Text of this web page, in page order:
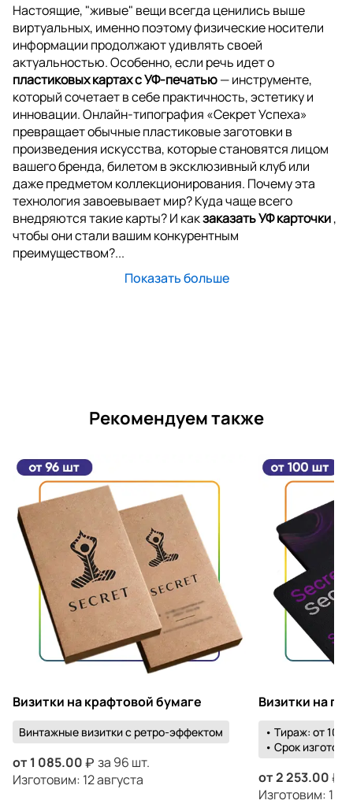
Настоящие, "живые" вещи всегда ценились выше
виртуальных, именно поэтому физические носители
информации продолжают удивлять своей
актуальностью. Особенно, если речь идет о
пластиковых картах с УФ-печатью— инструменте,
который сочетает в себе практичность, эстетику и
инновации. Онлайн-типография «Секрет Успеха»
превращает обычные пластиковые заготовки в
произведения искусства, которые становятся лицом
вашего бренда, билетом в эксклюзивный клуб или
даже предметом коллекционирования. Почему эта
технология завоевывает мир? Куда чаще всего
внедряются такие карты? И какзаказать УФ карточки,
чтобы они стали вашим конкурентным
преимуществом?...
Показать больше
Рекомендуем также
Визитки на крафтовой бумаге
Винтажные визитки с ретро-эффектом
от 1 085.00
за 96 шт.
Изготовим: 12 августа
Визитки на
• Тираж: от 100
• Срок
от2 253.00
Изготовим: 15